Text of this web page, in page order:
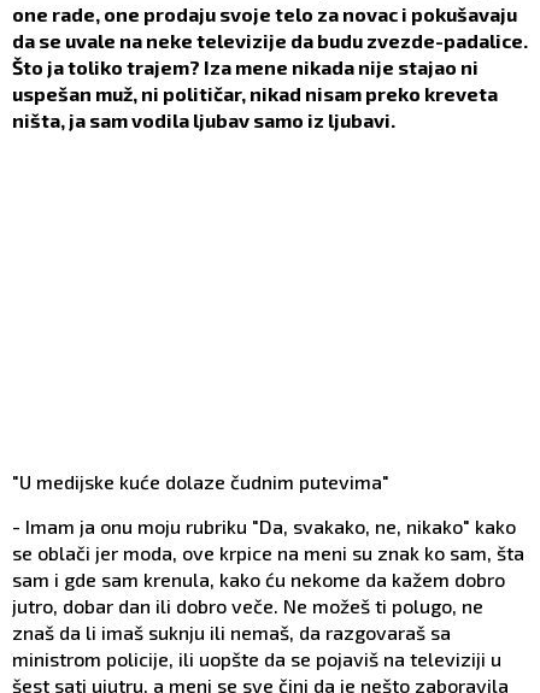
one rade, one prodaju svoje telo za novac i pokušavaju
da se uvale na neke televizije da budu zvezde-padalice.
Što ja toliko trajem? Iza mene nikada nije stajao ni
uspešan muž, ni političar, nikad nisam preko kreveta
ništa, ja sam vodila ljubav samo iz ljubavi.
"U medijske kuće dolaze čudnim putevima"
- Imam ja onu moju rubriku "Da, svakako, ne, nikako" kako
se oblači jer moda, ove krpice na meni su znak ko sam, šta
sam i gde sam krenula, kako ću nekome da kažem dobro
jutro, dobar dan ili dobro veče. Ne možeš ti polugo, ne
znaš da li imaš suknju ili nemaš, da razgovaraš sa
ministrom policije, ili uopšte da se pojaviš na televiziji u
šest sati ujutru, a meni se sve čini da je nešto zaboravila